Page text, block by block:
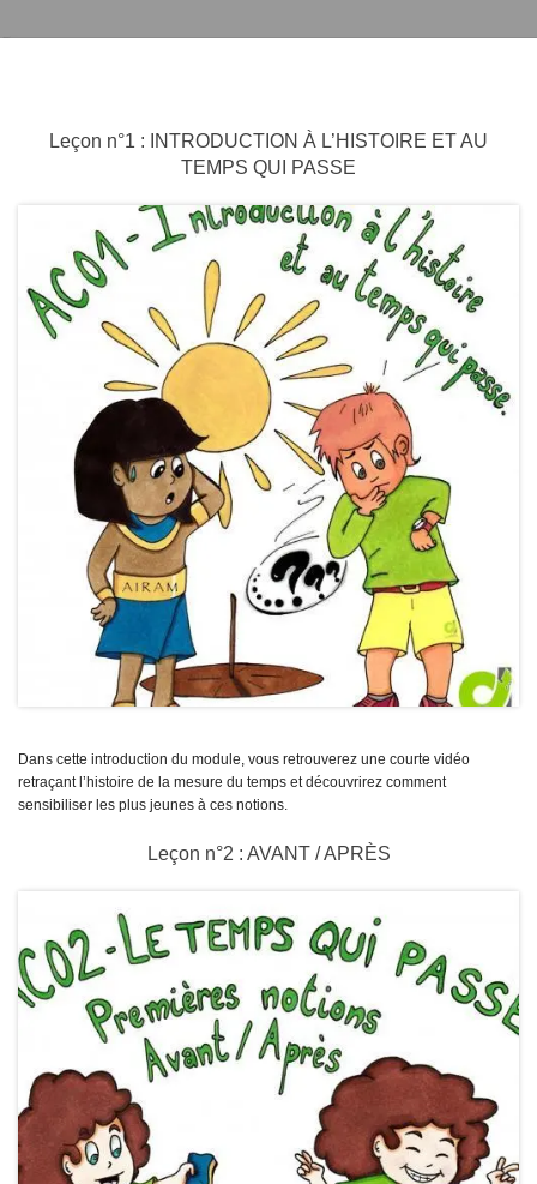
Leçon n°1 : INTRODUCTION À L’HISTOIRE ET AU
TEMPS QUI PASSE
Dans cette introduction du module, vous retrouverez une courte vidéo
retraçant l’histoire de la mesure du temps et découvrirez comment
sensibiliser les plus jeunes à ces notions.
Leçon n°2 : AVANT / APRÈS